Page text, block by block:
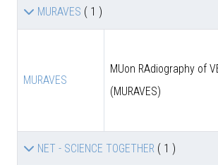
MURAVES ( 1 )
MURAVES
MUon RAdiography of
(MURAVES)
NET - SCIENCE TOGETHER ( 1 )